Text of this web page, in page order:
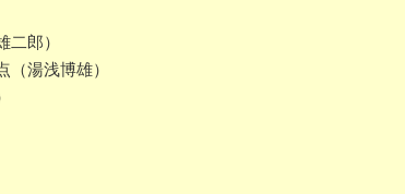
郎）
湯浅博雄）